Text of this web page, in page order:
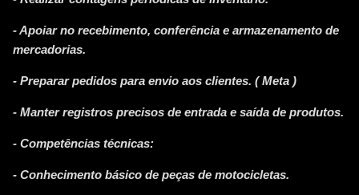
- Apoiar no recebimento, conferência e armazenamento de
mercadorias.
- Preparar pedidos para envio aos clientes. ( Meta )
- Manter registros precisos de entrada e saída de produtos.
- Competências técnicas:
- Conhecimento básico de peças de motocicletas.